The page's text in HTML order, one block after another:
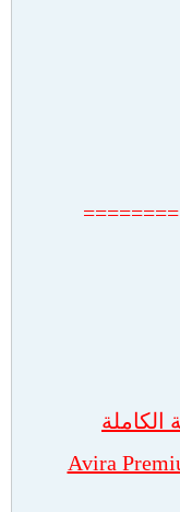
الكاملة
Avira